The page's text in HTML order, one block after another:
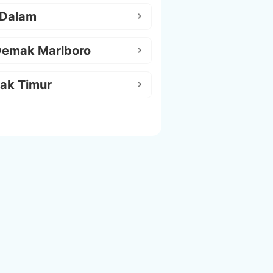
Marlboro
Timur